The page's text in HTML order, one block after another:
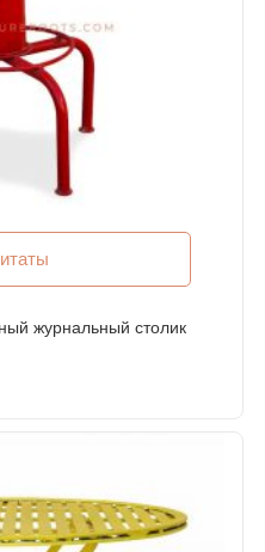
журнальный столик